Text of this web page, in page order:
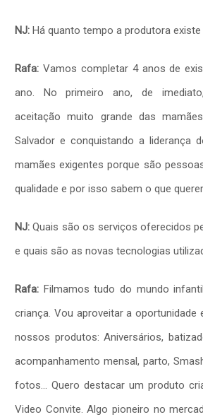
NJ: Há quanto tempo a produtora
Rafa: Vamos completar 4 anos de
ano. No primeiro ano, de
aceitação muito grande das
Salvador e conquistando a liderança
mamães exigentes porque são
qualidade e por isso sabem o que
NJ: Quais são os serviços oferecidos
e quais são as novas tecnologias
Rafa: Filmamos tudo do mundo
criança. Vou aproveitar a oportunidade
nossos produtos: Aniversários,
acompanhamento mensal, parto,
fotos… Quero destacar um produto
Video Convite. Algo pioneiro no